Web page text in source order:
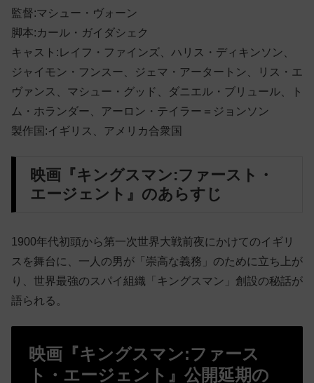
監督:マシュー・ヴォーン
脚本:カール・ガイダシェク
キャスト:レイフ・ファインズ、ハリス・ディキンソン、
ジャイモン・フンスー、ジェマ・アータートン、リス・エ
ヴァンス、マシュー・グッド、ダニエル・ブリュール、ト
ム・ホランダー、アーロン・テイラー＝ジョンソン
製作国:イギリス、アメリカ合衆国
映画『キングスマン:ファースト・
エージェント』のあらすじ
1900年代初頭から第一次世界大戦前夜にかけてのイギリ
スを舞台に、一人の男が「崇高な義務」のために立ち上が
り、世界最強のスパイ組織「キングスマン」創設の秘話が
語られる。
映画『キングスマン:ファース
ト・エージェント』公開延期の